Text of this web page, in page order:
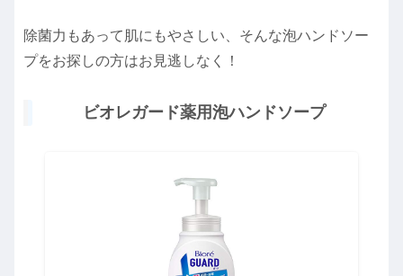
除菌力もあって肌にもやさしい、そんな泡ハンドソー
プをお探しの方はお見逃しなく！
ビオレガード薬用泡ハンドソープ